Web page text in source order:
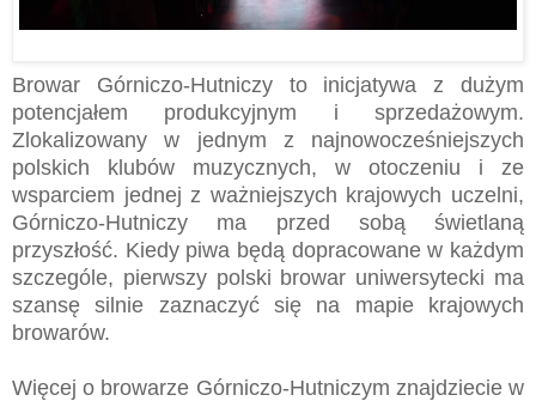
Browar Górniczo-Hutniczy to inicjatywa z dużym
potencjałem produkcyjnym i sprzedażowym.
Zlokalizowany w jednym z najnowocześniejszych
polskich klubów muzycznych, w otoczeniu i ze
wsparciem jednej z ważniejszych krajowych uczelni,
Górniczo-Hutniczy ma przed sobą świetlaną
przyszłość. Kiedy piwa będą dopracowane w każdym
szczególe, pierwszy polski browar uniwersytecki ma
szansę silnie zaznaczyć się na mapie krajowych
browarów.
Więcej o browarze Górniczo-Hutniczym znajdziecie w